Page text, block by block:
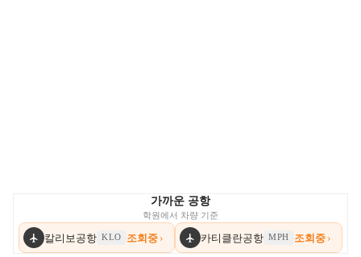
가까운 공항
학원에서 차량 기준
칼리보공항 KLO 조회중 › 카티클란공항 MPH 조회중 ›